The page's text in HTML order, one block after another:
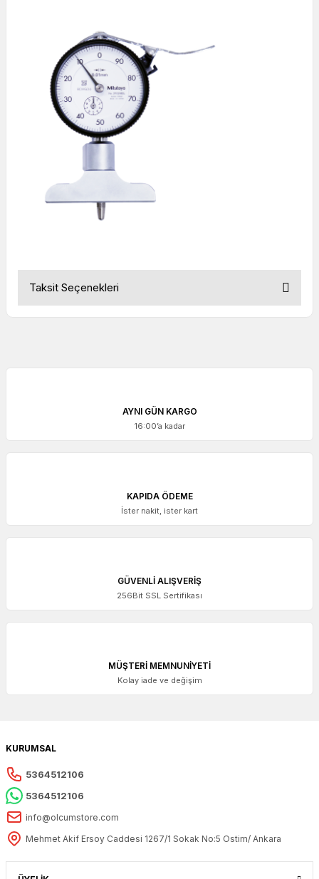
Taksit Seçenekleri
AYNI GÜN KARGO
16:00’a kadar
KAPIDA ÖDEME
İster nakit, ister kart
GÜVENLİ ALIŞVERİŞ
256Bit SSL Sertifikası
MÜŞTERİ MEMNUNİYETİ
Kolay iade ve değişim
KURUMSAL
5364512106
5364512106
info@olcumstore.com
Mehmet Akif Ersoy Caddesi 1267/1 Sokak No:5 Ostim/ Ankara